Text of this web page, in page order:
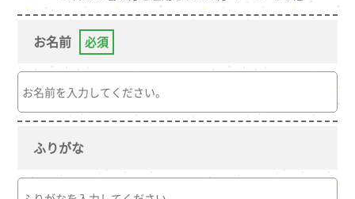
お名前 必須
ふりがな